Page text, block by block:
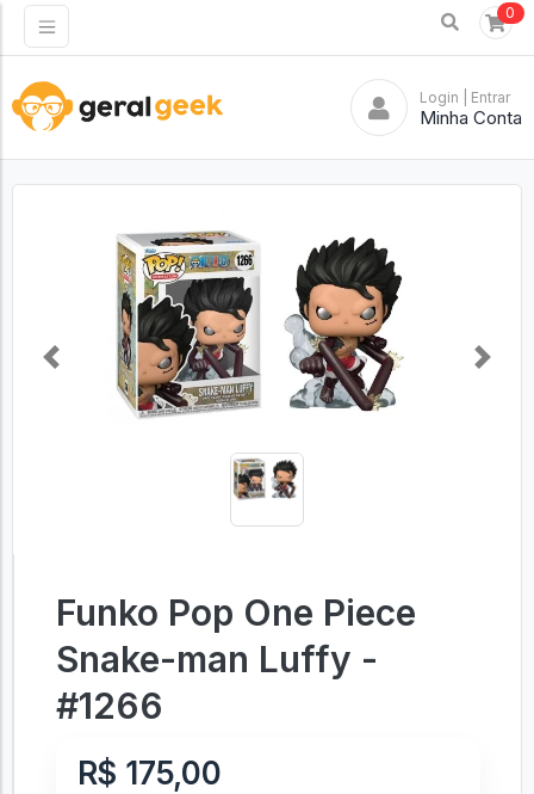
0
Login | Entrar
Minha Conta
Previous Next
Funko Pop One Piece
Snake-man Luffy -
#1266
R$ 175,00